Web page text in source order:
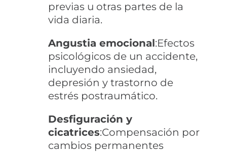
previas u otras partes de la
vida diaria.
Angustia emocional:Efectos
psicológicos de un accidente,
incluyendo ansiedad,
depresión y trastorno de
estrés postraumático.
Desfiguración y
cicatrices:Compensación por
cambios permanentes